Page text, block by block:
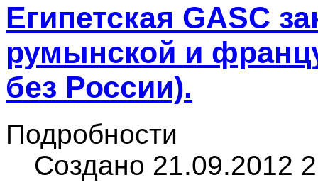
Египетская GASC
румынской и
без России).
Подробности
Создано 21.09.2012